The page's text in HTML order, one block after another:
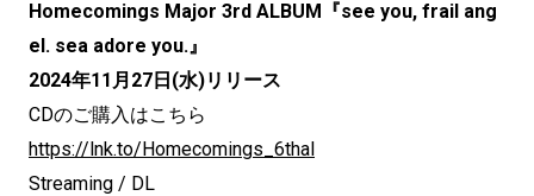
Homecomings Major 3rd ALBUM『see you, frail ang
el. sea adore you.』
2024年11月27日(水)リリース
CDのご購入はこちら
https://lnk.to/Homecomings_6thal
Streaming / DL